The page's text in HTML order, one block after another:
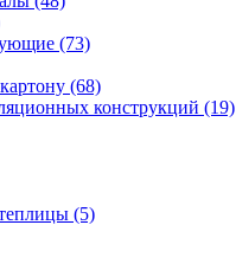
(73)
(68)
конструкций (19)
(5)